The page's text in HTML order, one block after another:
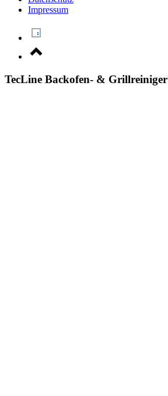
Impressum
TecLine Backofen- & Grillreiniger